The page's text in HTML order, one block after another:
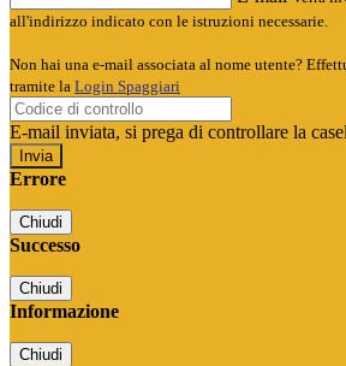
all'indirizzo indicato con le istruzioni necessarie.
Non hai una e-mail associata al nome utente?
tramite la Login Spaggiari
E-mail inviata, si prega di controllare la
Errore
Chiudi
Successo
Chiudi
Informazione
Chiudi